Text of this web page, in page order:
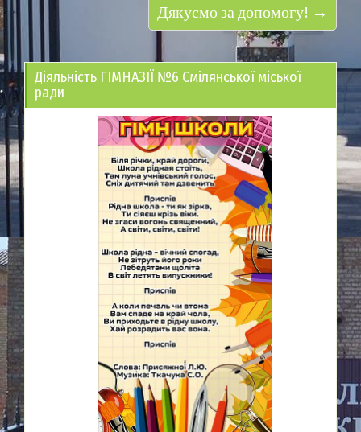
Дякуємо за допомогу! →
Діяльність ГІМНАЗІЇ №6 Смілянської міської
ради